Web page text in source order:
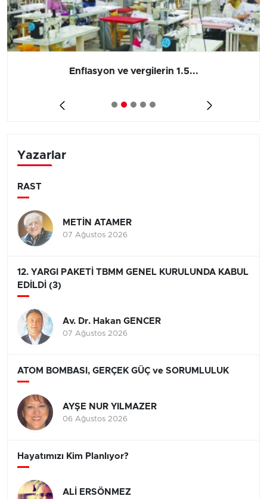
Enflasyon ve vergilerin 1.5...
Yazarlar
RAST
METİN ATAMER
07 Ağustos 2026
12. YARGI PAKETİ TBMM GENEL KURULUNDA KABUL
EDİLDİ (3)
Av. Dr. Hakan GENCER
07 Ağustos 2026
ATOM BOMBASI, GERÇEK GÜÇ ve SORUMLULUK
AYŞE NUR YILMAZER
06 Ağustos 2026
Hayatımızı Kim Planlıyor?
ALİ ERSÖNMEZ